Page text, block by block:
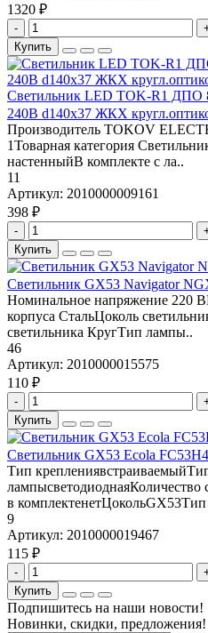
1320 ₽
-
Купить
Светильник LED TOK-R1 ДПО
240В d140х37 ЖКХ
Производитель TOKOV
1Товарная категория
настенныйВ комплекте с ла..
11
Артикул: 2010000009161
398 ₽
-
Купить
Светильник GX53 Navigator
Номинальное напряжение 220
корпуса СтальЦоколь
светильника КругТип лампы..
46
Артикул: 2010000015575
110 ₽
-
Купить
Светильник GX53 Ecola
Тип
в
9
Артикул: 2010000019467
115 ₽
-
Купить
Подпишитесь на наши новости!
Новинки, скидки, предложения!